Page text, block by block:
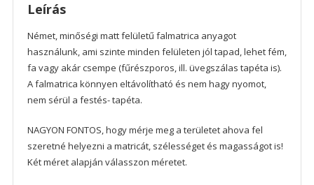
Leírás
Német, minőségi matt felületű falmatrica anyagot
használunk, ami szinte minden felületen jól tapad, lehet fém,
fa vagy akár csempe (fűrészporos, ill. üvegszálas tapéta is).
A falmatrica könnyen eltávolítható és nem hagy nyomot,
nem sérül a festés- tapéta.
NAGYON FONTOS, hogy mérje meg a területet ahova fel
szeretné helyezni a matricát, szélességet és magasságot is!
Két méret alapján válasszon méretet.